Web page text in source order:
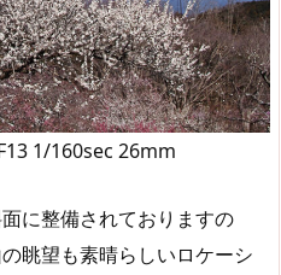
1/160sec 26mm
に整備されておりますの
眺望も素晴らしいロケーシ